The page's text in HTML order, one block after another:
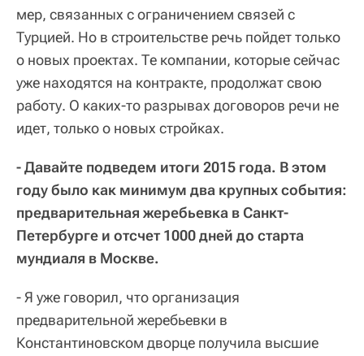
мер, связанных с ограничением связей с
Турцией. Но в строительстве речь пойдет только
о новых проектах. Те компании, которые сейчас
уже находятся на контракте, продолжат свою
работу. О каких-то разрывах договоров речи не
идет, только о новых стройках.
- Давайте подведем итоги 2015 года. В этом
году было как минимум два крупных события:
предварительная жеребьевка в Санкт-
Петербурге и отсчет 1000 дней до старта
мундиаля в Москве.
- Я уже говорил, что организация
предварительной жеребьевки в
Константиновском дворце получила высшие